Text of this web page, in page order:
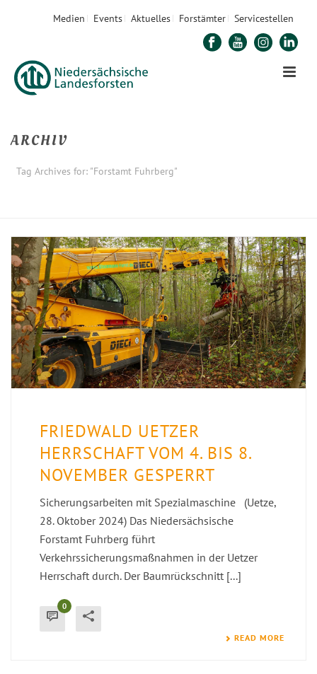
Medien Events Aktuelles Forstämter Servicestellen
ARCHIV
Tag Archives for: "Forstamt Fuhrberg"
FRIEDWALD UETZER
HERRSCHAFT VOM 4. BIS 8.
NOVEMBER GESPERRT
Sicherungsarbeiten mit Spezialmaschine (Uetze,
28. Oktober 2024) Das Niedersächsische
Forstamt Fuhrberg führt
Verkehrssicherungsmaßnahmen in der Uetzer
Herrschaft durch. Der Baumrückschnitt [...]
0
READ MORE